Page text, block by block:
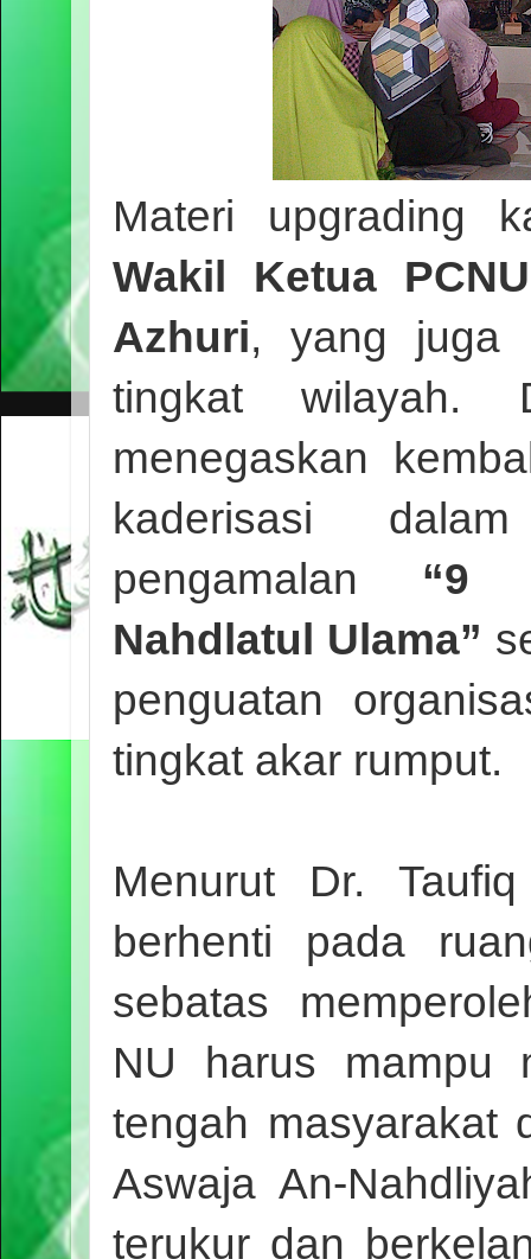
Materi upgrading
Wakil Ketua
Azhuri, yang juga
tingkat wilayah.
menegaskan
kaderisasi
pengamalan “9
Nahdlatul Ulama”
penguatan
tingkat akar rumput.
Menurut Dr.
berhenti pada
sebatas
NU harus mampu
tengah masyarakat
Aswaja An-
terukur dan